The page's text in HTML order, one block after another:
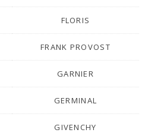
FLORIS
FRANK PROVOST
GARNIER
GERMINAL
GIVENCHY